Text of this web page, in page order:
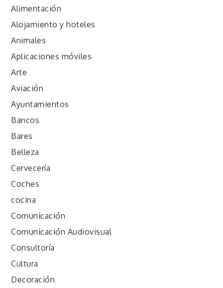
Alimentación
Alojamiento y hoteles
Animales
Aplicaciones móviles
Arte
Aviación
Ayuntamientos
Bancos
Bares
Belleza
Cervecería
Coches
cocina
Comunicación
Comunicación Audiovisual
Consultoría
Cultura
Decoración